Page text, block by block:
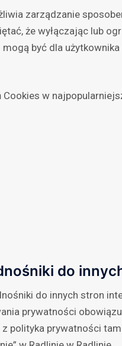
zarządzanie
że wyłączając lub
być dla
w
do
do innych stron
prywatności
polityka prywatności